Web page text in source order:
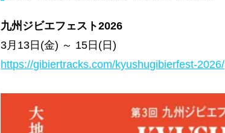
九州ジビエフェスト2026
3月13日(金) ～ 15日(日)
https://gibiertracks.com/kyushugibierfest-2026/